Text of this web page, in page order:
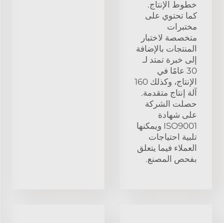
خطوط الإنتاج.
كما تحتوي على
مختبرات
متخصصة لاختبار
المنتجات بالإضافة
إلى خبرة تمتد لـ
30 عامًا في
الإنتاج، وكذلك 160
آلة إنتاج متقدمة.
حصلت الشركة
على شهادة
ISO9001 ويمكنها
تلبية احتياجات
العملاء فيما يتعلق
بفحص المصنع.